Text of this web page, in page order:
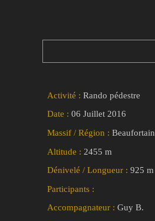
Activité : Rando pédestre
Date : 06 Juillet 2016
Massif / Région : Beaufortain
Altitude : 2455 m
Dénivelé / Longueur : 925 m
Participants :
Accompagnateur : Guy B.